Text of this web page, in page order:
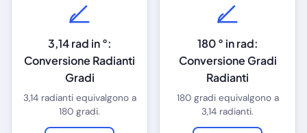
3,14 rad in °:
Conversione Radianti
Gradi
3,14 radianti equivalgono a
180 gradi.
180 ° in rad:
Conversione Gradi
Radianti
180 gradi equivalgono a
3,14 radianti.